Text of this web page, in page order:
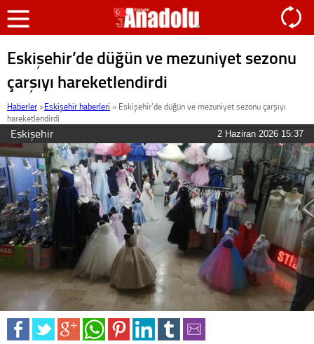
Eskişehir’de düğün ve mezuniyet sezonu
çarşıyı hareketlendirdi
Haberler >Eskişehir haberleri » Eskişehir’de düğün ve mezuniyet sezonu çarşıyı
hareketlendirdi
Eskişehir 2 Haziran 2026 15:37